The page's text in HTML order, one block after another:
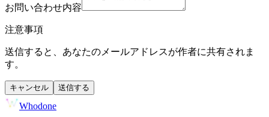
お問い合わせ内容
注意事項
送信すると、あなたのメールアドレスが作者に共有されま
す。
キャンセル 送信する
Whodone